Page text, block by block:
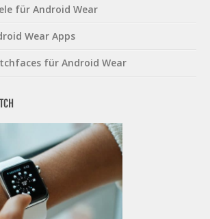
für Android Wear
Wear Apps
für Android Wear